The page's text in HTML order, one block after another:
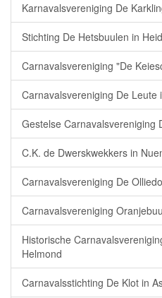
Karnavalsvereniging De
Stichting De Hetsbuulen in
Carnavalsvereniging "De
Carnavalsvereniging De Leute
Gestelse Carnavalsvereniging
C.K. de Dwerskwekkers in
Carnavalsvereniging De
Carnavalsvereniging
Historische
Helmond
Carnavalsstichting De Klot in